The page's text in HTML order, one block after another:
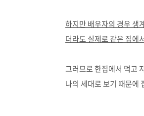
하지만 배우자의 경우 생
더라도 실제로 같은 집에
그러므로 한집에서 먹고
나의 세대로 보기 때문에